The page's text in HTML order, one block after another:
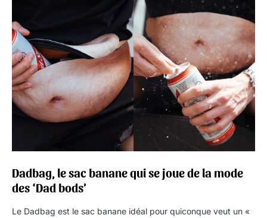
Dadbag, le sac banane qui se joue de la mode
des ‘Dad bods’
Le Dadbag est le sac banane idéal pour quiconque veut un «